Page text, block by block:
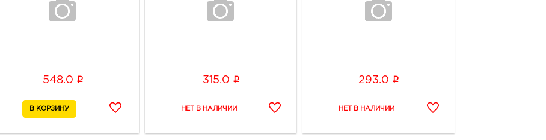
548.0 i 315.0 i 293.0 i